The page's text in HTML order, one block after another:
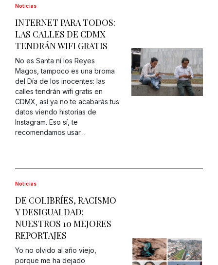
Noticias
INTERNET PARA TODOS:
LAS CALLES DE CDMX
TENDRÁN WIFI GRATIS
No es Santa ni los Reyes
Magos, tampoco es una broma
del Día de los inocentes: las
calles tendrán wifi gratis en
CDMX, así ya no te acabarás tus
datos viendo historias de
Instagram. Eso sí, te
recomendamos usar…
Noticias
DE COLIBRÍES, RACISMO
Y DESIGUALDAD:
NUESTROS 10 MEJORES
REPORTAJES
Yo no olvido al año viejo,
porque me ha dejado